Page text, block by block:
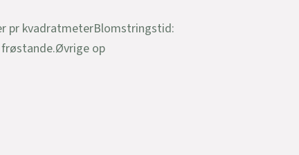
pr kvadratmeterBlomstringstid:
op